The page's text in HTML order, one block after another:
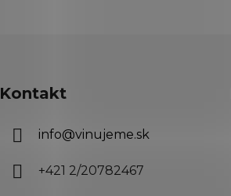
Kontakt
info@vinujeme.sk
+421 2/20782467